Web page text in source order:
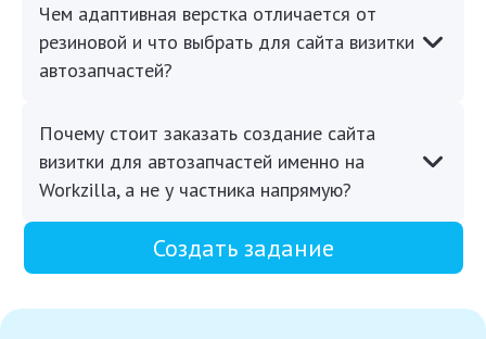
Чем адаптивная верстка отличается от
резиновой и что выбрать для сайта визитки
автозапчастей?
Почему стоит заказать создание сайта
визитки для автозапчастей именно на
Workzilla, а не у частника напрямую?
Создать задание